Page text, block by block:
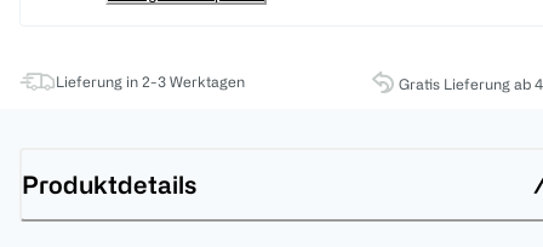
Lieferung in 2-3 Werktagen Gratis Lieferung ab
Produktdetails